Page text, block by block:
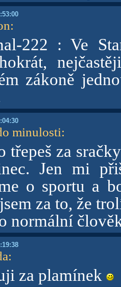
:
222 : Ve
zákoně
minulosti:
třepeš za
Jen mi
o sportu a
za to, že
normální
:
za plamínek